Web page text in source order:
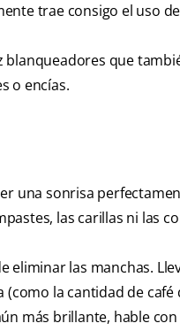
trae consigo el uso
que
o encías.
una sonrisa
las carillas ni las
las manchas.
la cantidad de
más brillante, hable